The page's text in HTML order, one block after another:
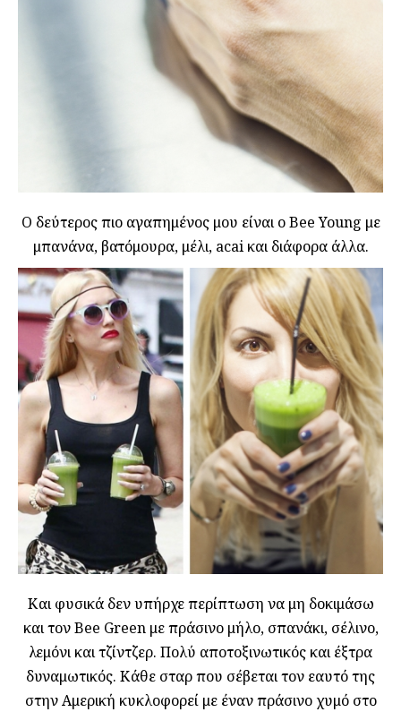
Ο δεύτερος πιο αγαπημένος μου είναι ο Bee Young με
μπανάνα, βατόμουρα, μέλι, acai και διάφορα άλλα.
Και φυσικά δεν υπήρχε περίπτωση να μη δοκιμάσω
και τον Bee Green με πράσινο μήλο, σπανάκι, σέλινο,
λεμόνι και τζίντζερ. Πολύ αποτοξινωτικός και έξτρα
δυναμωτικός. Κάθε σταρ που σέβεται τον εαυτό της
στην Αμερική κυκλοφορεί με έναν πράσινο χυμό στο